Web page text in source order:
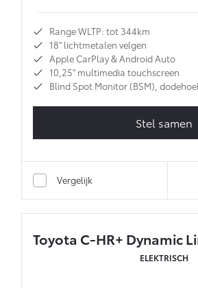
Range WLTP: tot 344km
18'' lichtmetalen velgen
Apple CarPlay & Android Auto
10,25'' multimedia touchscreen
Blind Spot Monitor (BSM),
Stel samen
Vergelijk
Toyota C-HR+ Dynamic
ELEKTRISCH